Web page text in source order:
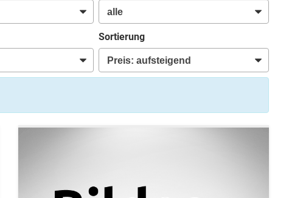
Sortierung